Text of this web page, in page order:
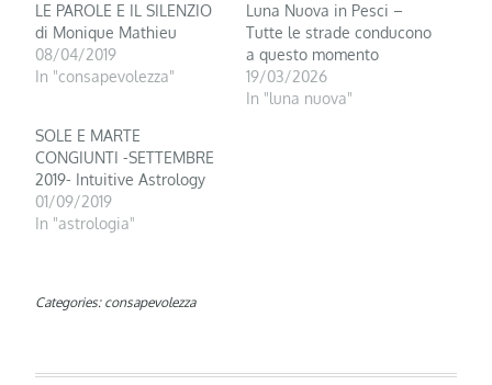
LE PAROLE E IL SILENZIO
di Monique Mathieu
08/04/2019
In "consapevolezza"
Luna Nuova in Pesci –
Tutte le strade conducono
a questo momento
19/03/2026
In "luna nuova"
SOLE E MARTE
CONGIUNTI -SETTEMBRE
2019- Intuitive Astrology
01/09/2019
In "astrologia"
Categories: consapevolezza